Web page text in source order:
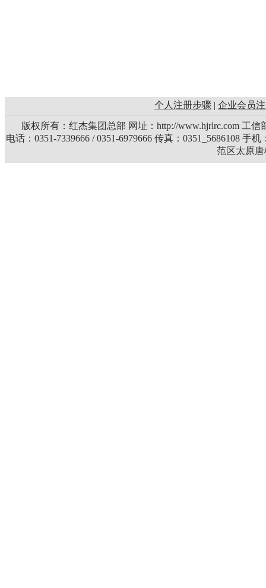
个人注册步骤 | 企业会员
版权所有：红杰集团总部 网址：http://www.hjrlrc.com 工信
电话：0351-7339666 / 0351-6979666 传真：0351_5686108 手
范区太原